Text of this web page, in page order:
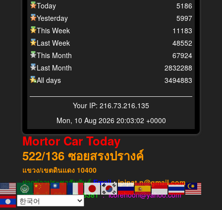
Today
Yesterday
This Week
Last Week
This Month
Last Month
All days
5186
5997
11183
48552
67924
2832288
3494883
Your IP: 216.73.216.135
Mon, 10 Aug 2026 20:03:02 +0000
Mortor Car Today
522/136 ซอยสรงปรางค์
แขวง​/เขต​ดินแดง​ 10400
ฝากข่าวประชาสัมพันธ์ Email:ipipat.n@gmail.com
โทรศัพท์ : 081-431-6381: icorehoon@yahoo.com